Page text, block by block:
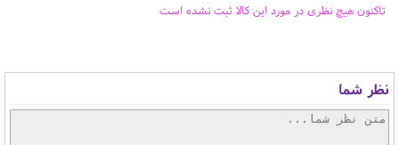
تاکنون هیچ نظری در مورد این کالا ثبت نشده است
نظر شما